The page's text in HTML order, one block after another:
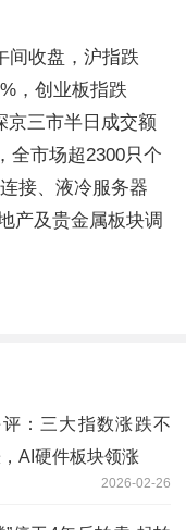
间收盘，沪指跌
，创业板指跌
京三市半日成交额
全市场超2300只个
接、液冷服务器
产及贵金属板块调
：三大指数涨跌不
AI硬件板块领涨
2026-02-26